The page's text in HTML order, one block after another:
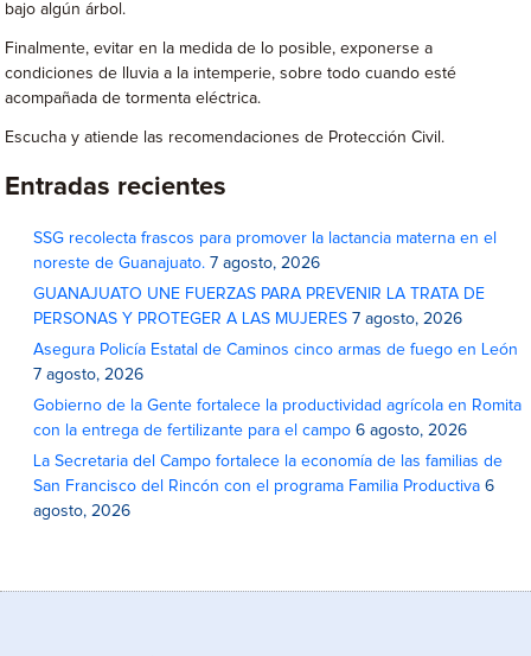
bajo algún árbol.
Finalmente, evitar en la medida de lo posible, exponerse a
condiciones de lluvia a la intemperie, sobre todo cuando esté
acompañada de tormenta eléctrica.
Escucha y atiende las recomendaciones de Protección Civil.
Entradas recientes
SSG recolecta frascos para promover la lactancia materna en el
noreste de Guanajuato. 7 agosto, 2026
GUANAJUATO UNE FUERZAS PARA PREVENIR LA TRATA DE
PERSONAS Y PROTEGER A LAS MUJERES 7 agosto, 2026
Asegura Policía Estatal de Caminos cinco armas de fuego en León
7 agosto, 2026
Gobierno de la Gente fortalece la productividad agrícola en Romita
con la entrega de fertilizante para el campo 6 agosto, 2026
La Secretaria del Campo fortalece la economía de las familias de
San Francisco del Rincón con el programa Familia Productiva 6
agosto, 2026